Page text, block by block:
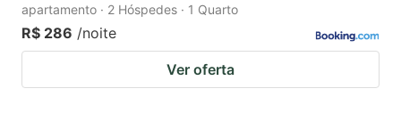
apartamento · 2 Hóspedes · 1 Quarto
R$ 286 /noite
Ver oferta